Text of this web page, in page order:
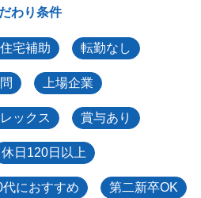
わり条件
宅補助 転勤なし
上場企業
ックス 賞与あり
休日120日以上
代におすすめ 第二新卒OK